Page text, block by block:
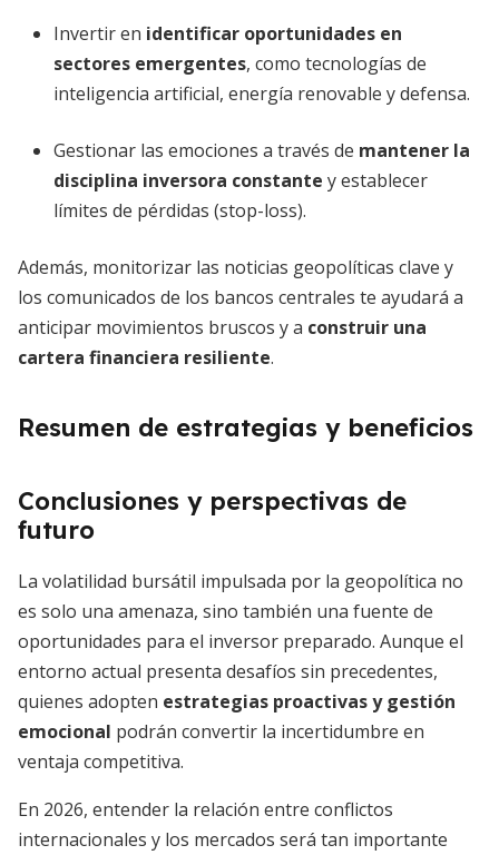
Invertir en identificar oportunidades en
sectores emergentes, como tecnologías de
inteligencia artificial, energía renovable y defensa.
Gestionar las emociones a través de mantener la
disciplina inversora constante y establecer
límites de pérdidas (stop-loss).
Además, monitorizar las noticias geopolíticas clave y
los comunicados de los bancos centrales te ayudará a
anticipar movimientos bruscos y a construir una
cartera financiera resiliente.
Resumen de estrategias y beneficios
Conclusiones y perspectivas de
futuro
La volatilidad bursátil impulsada por la geopolítica no
es solo una amenaza, sino también una fuente de
oportunidades para el inversor preparado. Aunque el
entorno actual presenta desafíos sin precedentes,
quienes adopten estrategias proactivas y gestión
emocional podrán convertir la incertidumbre en
ventaja competitiva.
En 2026, entender la relación entre conflictos
internacionales y los mercados será tan importante